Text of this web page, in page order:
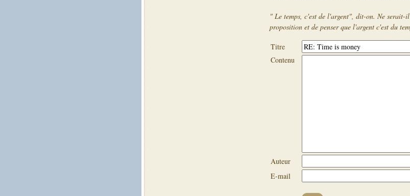
" Le temps, c'est de l'argent", dit-on. Ne serait-
proposition et de penser que l'argent c'est du
Titre
Contenu
Auteur
E-mail